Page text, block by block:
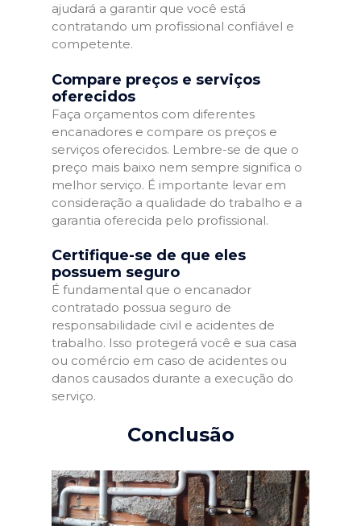
ajudará a garantir que você está
contratando um profissional confiável e
competente.
Compare preços e serviços
oferecidos
Faça orçamentos com diferentes
encanadores e compare os preços e
serviços oferecidos. Lembre-se de que o
preço mais baixo nem sempre significa o
melhor serviço. É importante levar em
consideração a qualidade do trabalho e a
garantia oferecida pelo profissional.
Certifique-se de que eles
possuem seguro
É fundamental que o encanador
contratado possua seguro de
responsabilidade civil e acidentes de
trabalho. Isso protegerá você e sua casa
ou comércio em caso de acidentes ou
danos causados durante a execução do
serviço.
Conclusão